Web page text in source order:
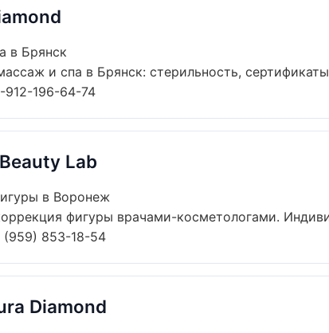
в Брянск
и спа в Брянск: стерильность,
912-196-64-74
Lab
в Воронеж
фигуры врачами-косметологами.
(959) 853-18-54
Diamond